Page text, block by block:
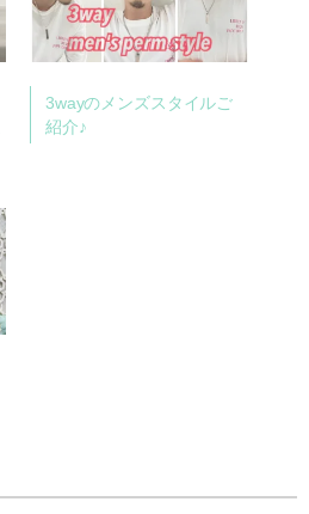
3wayのメンズスタイルご
紹介♪